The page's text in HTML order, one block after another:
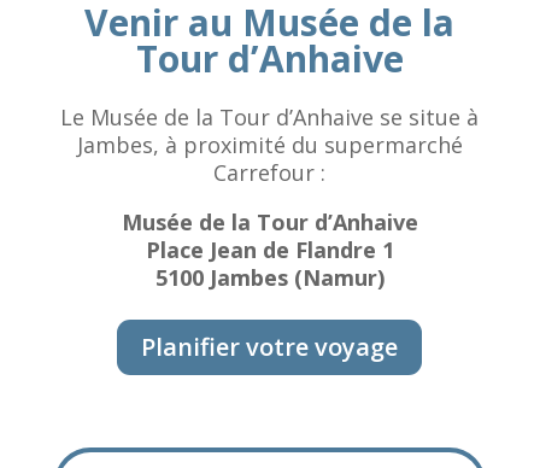
Venir au Musée de la
Tour d’Anhaive
Le Musée de la Tour d’Anhaive se situe à
Jambes, à proximité du supermarché
Carrefour :
Musée de la Tour d’Anhaive
Place Jean de Flandre 1
5100 Jambes (Namur)
Planifier votre voyage